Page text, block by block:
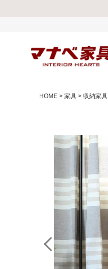
HOME 家具 収納家具